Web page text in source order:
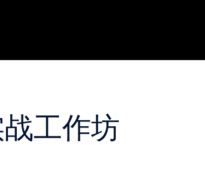
工作坊